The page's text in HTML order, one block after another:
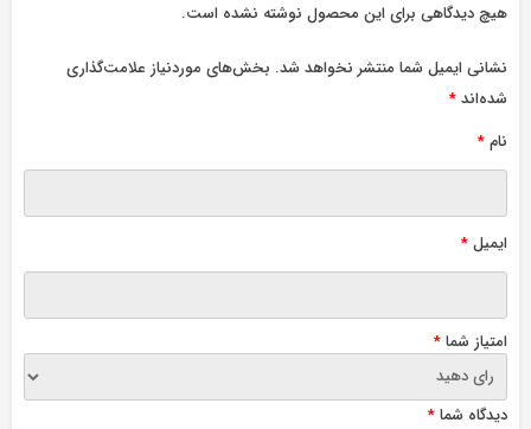
هیچ دیدگاهی برای این محصول نوشته نشده است.
نشانی ایمیل شما منتشر نخواهد شد. بخش‌های موردنیاز علامت‌گذاری
شده‌اند*
نام*
ایمیل*
امتیاز شما*
دیدگاه شما*